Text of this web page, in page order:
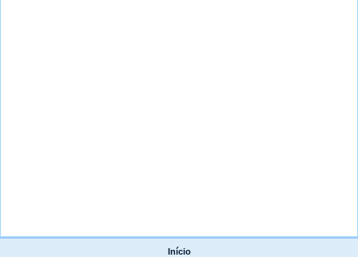
Início